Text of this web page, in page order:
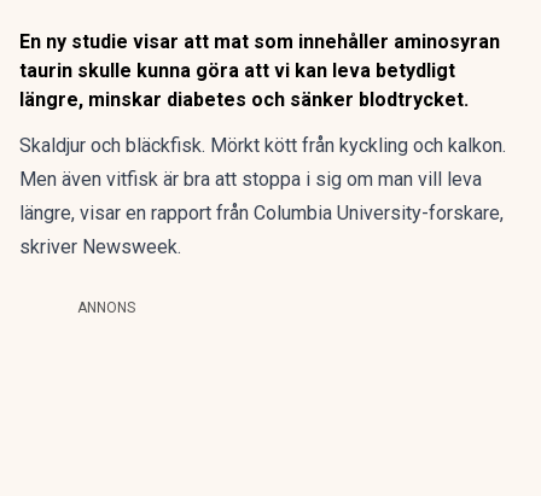
En ny studie visar att mat som innehåller aminosyran
taurin skulle kunna göra att vi kan leva betydligt
längre, minskar diabetes och sänker blodtrycket.
Skaldjur och bläckfisk. Mörkt kött från kyckling och kalkon.
Men även vitfisk är bra att stoppa i sig om man vill leva
längre, visar en rapport från Columbia University-forskare,
skriver Newsweek.
ANNONS